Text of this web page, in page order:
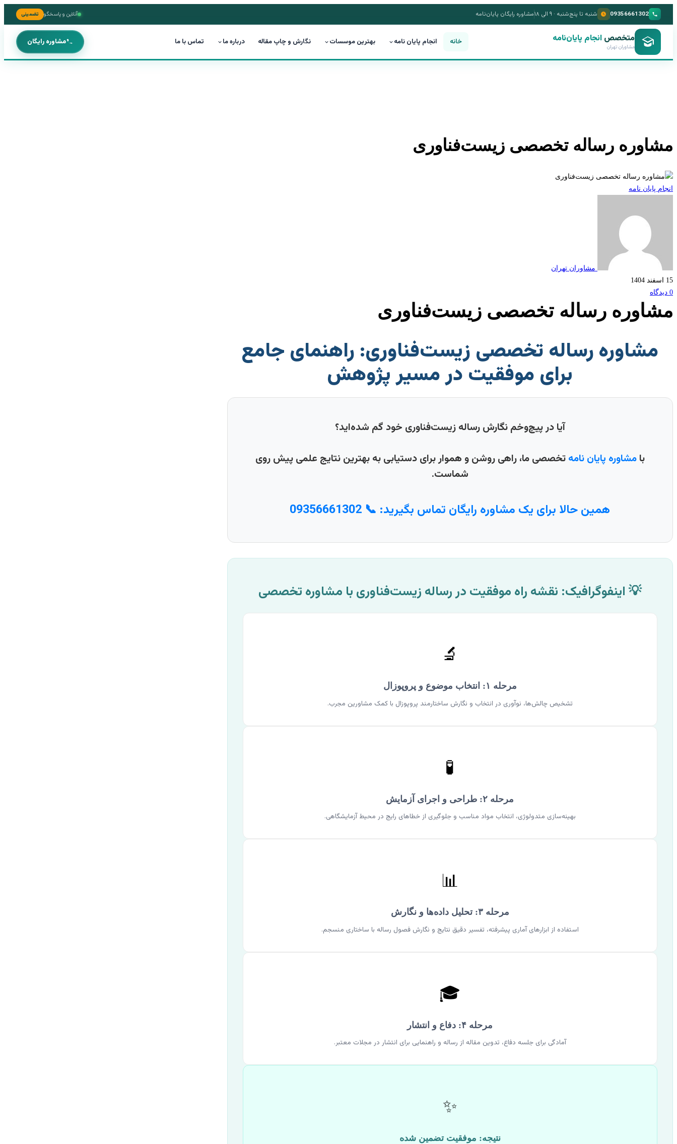
09356661302 شنبه تا پنج‌شنبه · ۹ الی ۱۸ مشاوره رایگان پایان‌نامه آنلاین و پاسخگو تضمینی
متخصص انجام پایان‌نامه
مشاوران تهران خانه انجام پایان نامه بهترین موسسات نگارش و چاپ مقاله درباره ما تماس با ما مشاوره رایگان
مشاوره رساله تخصصی زیست‌فناوری
انجام پایان نامه
مشاوران تهران
15 اسفند 1404
0 دیدگاه
مشاوره رساله تخصصی زیست‌فناوری
مشاوره رساله تخصصی زیست‌فناوری: راهنمای جامع
برای موفقیت در مسیر پژوهش
آیا در پیچ‌وخم نگارش رساله زیست‌فناوری خود گم شده‌اید؟
بامشاوره پایان نامهتخصصی ما، راهی روشن و هموار برای دستیابی به بهترین نتایج علمی پیش روی
شماست.
همین حالا برای یک مشاوره رایگان تماس بگیرید: 📞 09356661302
💡 اینفوگرافیک: نقشه راه موفقیت در رساله زیست‌فناوری با مشاوره تخصصی
🔬
مرحله ۱: انتخاب موضوع و پروپوزال
تشخیص چالش‌ها، نوآوری در انتخاب و نگارش ساختارمند پروپوزال با کمک مشاورین مجرب.
🧪
مرحله ۲: طراحی و اجرای آزمایش
بهینه‌سازی متدولوژی، انتخاب مواد مناسب و جلوگیری از خطاهای رایج در محیط آزمایشگاهی.
📊
مرحله ۳: تحلیل داده‌ها و نگارش
استفاده از ابزارهای آماری پیشرفته، تفسیر دقیق نتایج و نگارش فصول رساله با ساختاری منسجم.
🎓
مرحله ۴: دفاع و انتشار
آمادگی برای جلسه دفاع، تدوین مقاله از رساله و راهنمایی برای انتشار در مجلات معتبر.
✨
نتیجه: موفقیت تضمین شده